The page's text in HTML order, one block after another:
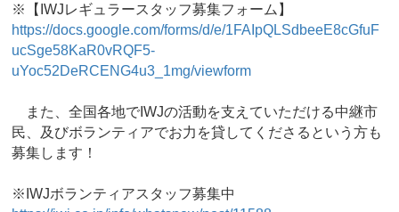
※【IWJレギュラースタッフ募集フォーム】
https://docs.google.com/forms/d/e/1FAIpQLSdbeeE8cGfuF
ucSge58KaR0vRQF5-
uYoc52DeRCENG4u3_1mg/viewform
また、全国各地でIWJの活動を支えていただける中継市
民、及びボランティアでお力を貸してくださるという方も
募集します！
※IWJボランティアスタッフ募集中